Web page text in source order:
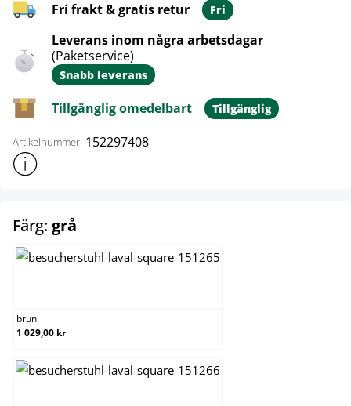
Fri frakt & gratis retur Fri
Leverans inom några arbetsdagar
(Paketservice)
Snabb leverans
Tillgänglig omedelbart Tillgänglig
Artikelnummer: 152297408
Visa mer produktinformation
Färg: grå
brun
1 029,00 kr